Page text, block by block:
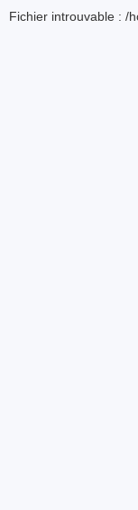
Fichier introuvable : /